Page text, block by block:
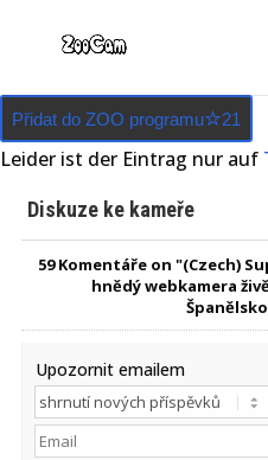
Přidat do ZOO programu 21
Leider ist der Eintrag nur auf
Diskuze ke kameře
59Komentáře on "(Czech)
hnědý webkamera
Upozornit emailem